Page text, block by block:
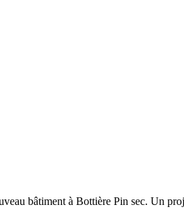
bâtiment à Bottière Pin sec. Un